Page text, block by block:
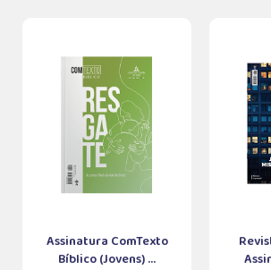
Assinatura ComTexto
Bíblico (Jovens) ...